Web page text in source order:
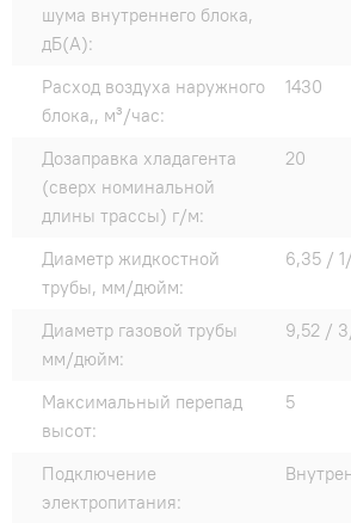
шума внутреннего блока,
дБ(А):
Расход воздуха наружного
блока,, м³/час:
1430
Дозаправка хладагента
(сверх номинальной
длины трассы) г/м:
20
Диаметр жидкостной
трубы, мм/дюйм:
6,35 /
Диаметр газовой трубы
мм/дюйм:
9,52 /
Максимальный перепад
высот:
5
Подключение
электропитания: